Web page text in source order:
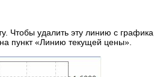
Чтобы удалить эту линию с
пункт «Линию текущей цены».